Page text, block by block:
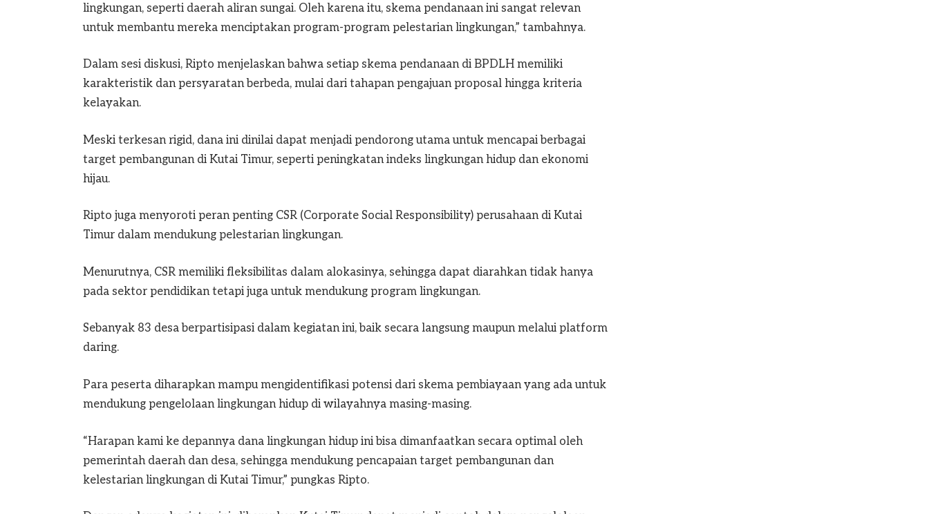
lingkungan, seperti daerah aliran sungai. Oleh karena itu, skema pendanaan ini sangat relevan
untuk membantu mereka menciptakan program-program pelestarian lingkungan,” tambahnya.
Dalam sesi diskusi, Ripto menjelaskan bahwa setiap skema pendanaan di BPDLH memiliki
karakteristik dan persyaratan berbeda, mulai dari tahapan pengajuan proposal hingga kriteria
kelayakan.
Meski terkesan rigid, dana ini dinilai dapat menjadi pendorong utama untuk mencapai berbagai
target pembangunan di Kutai Timur, seperti peningkatan indeks lingkungan hidup dan ekonomi
hijau.
Ripto juga menyoroti peran penting CSR (Corporate Social Responsibility) perusahaan di Kutai
Timur dalam mendukung pelestarian lingkungan.
Menurutnya, CSR memiliki fleksibilitas dalam alokasinya, sehingga dapat diarahkan tidak hanya
pada sektor pendidikan tetapi juga untuk mendukung program lingkungan.
Sebanyak 83 desa berpartisipasi dalam kegiatan ini, baik secara langsung maupun melalui platform
daring.
Para peserta diharapkan mampu mengidentifikasi potensi dari skema pembiayaan yang ada untuk
mendukung pengelolaan lingkungan hidup di wilayahnya masing-masing.
“Harapan kami ke depannya dana lingkungan hidup ini bisa dimanfaatkan secara optimal oleh
pemerintah daerah dan desa, sehingga mendukung pencapaian target pembangunan dan
kelestarian lingkungan di Kutai Timur,” pungkas Ripto.